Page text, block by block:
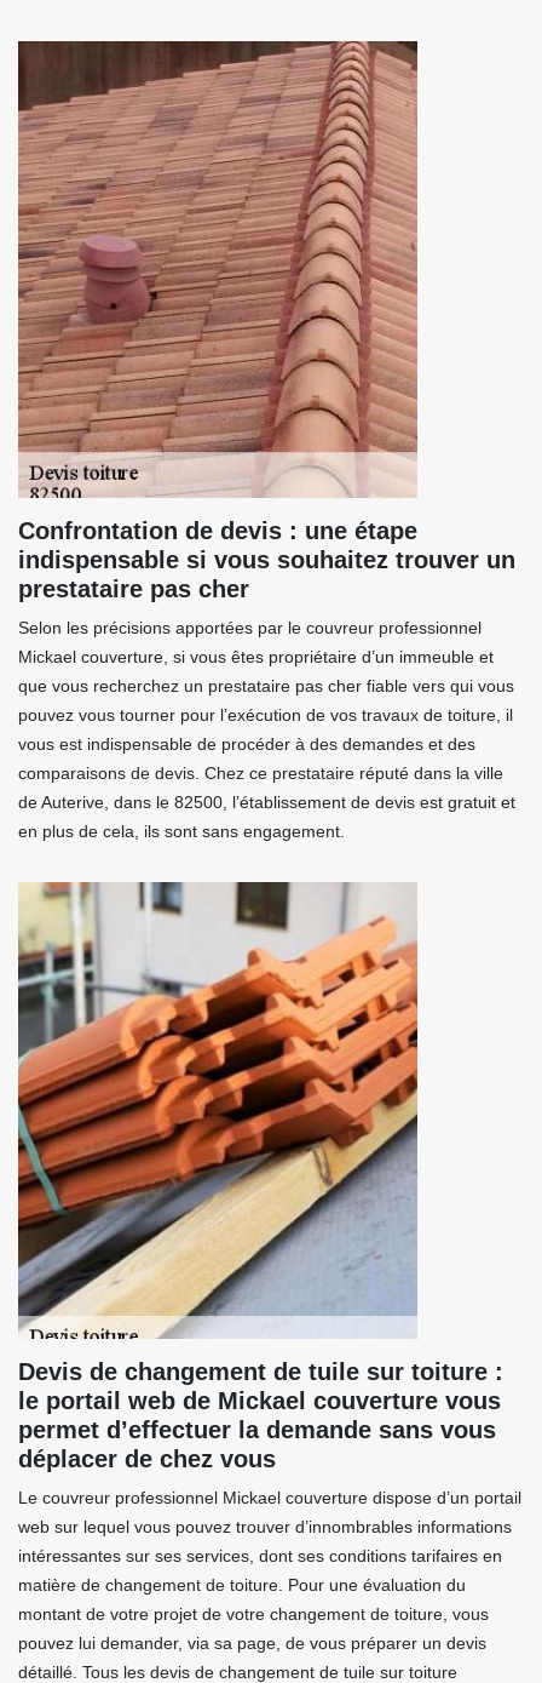
Confrontation de devis : une étape
indispensable si vous souhaitez trouver un
prestataire pas cher
Selon les précisions apportées par le couvreur professionnel
Mickael couverture, si vous êtes propriétaire d’un immeuble et
que vous recherchez un prestataire pas cher fiable vers qui vous
pouvez vous tourner pour l’exécution de vos travaux de toiture, il
vous est indispensable de procéder à des demandes et des
comparaisons de devis. Chez ce prestataire réputé dans la ville
de Auterive, dans le 82500, l’établissement de devis est gratuit et
en plus de cela, ils sont sans engagement.
Devis de changement de tuile sur toiture :
le portail web de Mickael couverture vous
permet d’effectuer la demande sans vous
déplacer de chez vous
Le couvreur professionnel Mickael couverture dispose d’un portail
web sur lequel vous pouvez trouver d’innombrables informations
intéressantes sur ses services, dont ses conditions tarifaires en
matière de changement de toiture. Pour une évaluation du
montant de votre projet de votre changement de toiture, vous
pouvez lui demander, via sa page, de vous préparer un devis
détaillé. Tous les devis de changement de tuile sur toiture